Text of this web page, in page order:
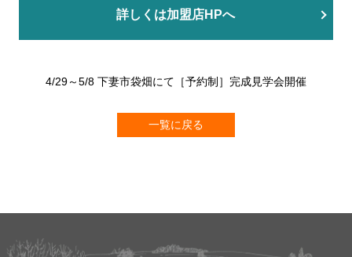
詳しくは加盟店HPへ
4/29～5/8 下妻市袋畑にて［予約制］完成見学会開催
一覧に戻る